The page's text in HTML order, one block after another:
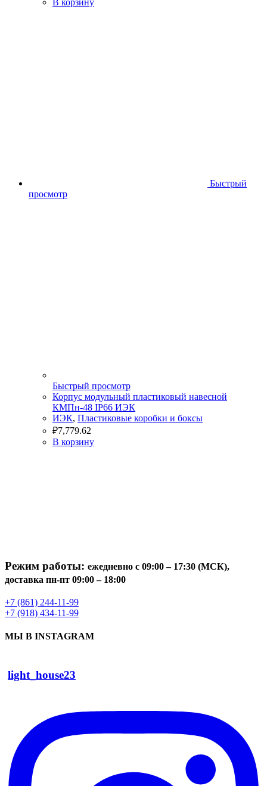
Быстрый
просмотр
Быстрый просмотр
Корпус модульный пластиковый навесной
КМПн-48 IP66 ИЭК
ИЭК, Пластиковые коробки и боксы
₽7,779.62
В корзину
Режим работы: ежедневно с 09:00 – 17:30 (МСК),
доставка пн-пт 09:00 – 18:00
+7 (861) 244-11-99
+7 (918) 434-11-99
МЫ В INSTAGRAM
light_house23